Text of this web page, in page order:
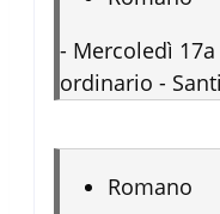
- Mercoledì
ordinario -
Romano